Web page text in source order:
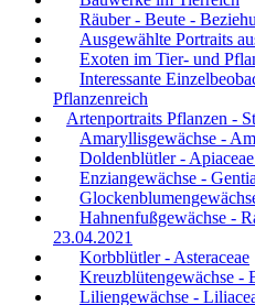
Räuber - Beute -
Ausgewählte Portraits
Exoten im Tier- und
Interessante
Pflanzenreich
Artenportraits Pflanzen -
Amaryllisgewächse -
Doldenblütler -
Enziangewächse -
Hahnenfußgewächse -
23.04.2021
Korbblütler - Asteraceae
Kreuzblütengewächse -
Liliengewächse -